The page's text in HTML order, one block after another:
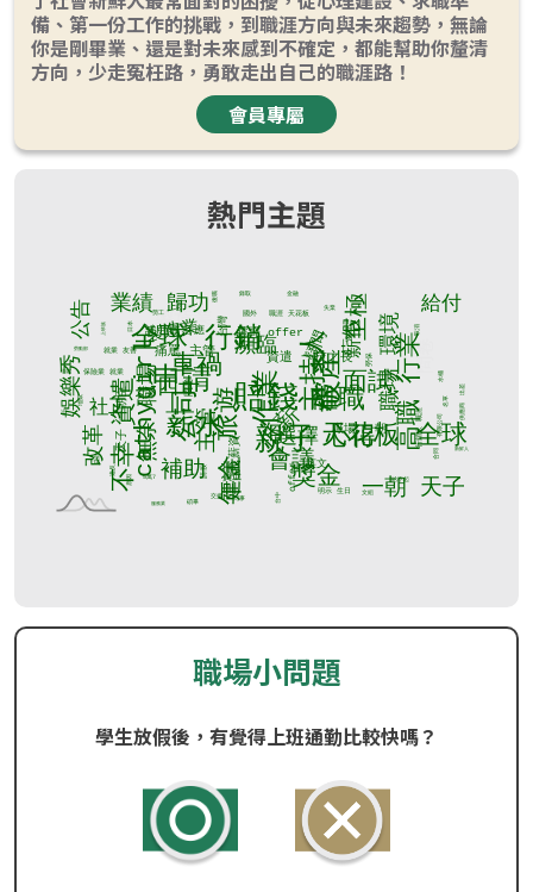
備、第一份工作的挑戰，到職涯方向與未來趨勢，無論
你是剛畢業、還是對未來感到不確定，都能幫助你釐清
方向，少走冤枉路，勇敢走出自己的職涯路！
會員專屬
熱門主題
職場小問題
學生放假後，有覺得上班通勤比較快嗎？